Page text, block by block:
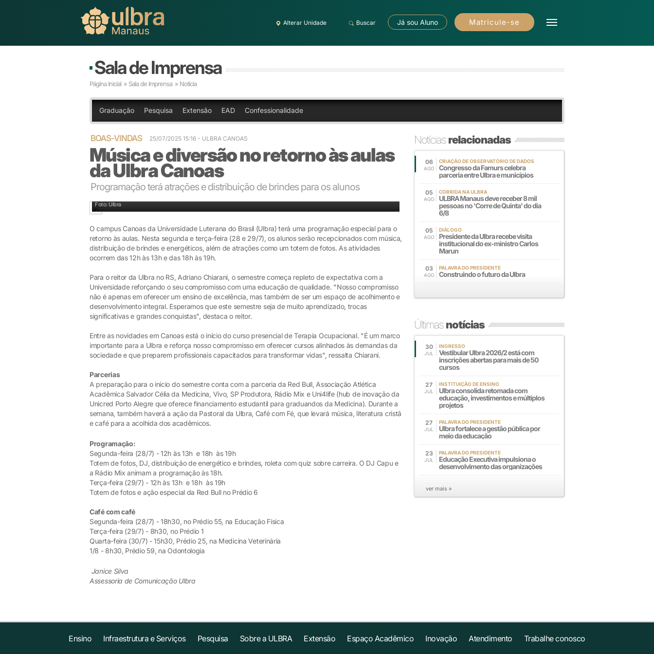
Alterar Unidade Buscar Já sou Aluno Matricule-se
Sala de Imprensa
Página Inicial » Sala de Imprensa » Notícia
Graduação Pesquisa Extensão EAD Confessionalidade
BOAS-VINDAS 25/07/2025 15:16 - ULBRA CANOAS
Música e diversão no retorno às aulas
da Ulbra Canoas
Programação terá atrações e distribuição de brindes para os alunos
Foto: Ulbra
O campus Canoas da Universidade Luterana do Brasil (Ulbra) terá uma programação especial para o
retorno às aulas. Nesta segunda e terça-feira (28 e 29/7), os alunos serão recepcionados com música,
distribuição de brindes e energéticos, além de atrações como um totem de fotos. As atividades
ocorrem das 12h às 13h e das 18h às 19h.
Para o reitor da Ulbra no RS, Adriano Chiarani, o semestre começa repleto de expectativa com a
Universidade reforçando o seu compromisso com uma educação de qualidade. "Nosso compromisso
não é apenas em oferecer um ensino de excelência, mas também de ser um espaço de acolhimento e
desenvolvimento integral. Esperamos que este semestre seja de muito aprendizado, trocas
significativas e grandes conquistas", destaca o reitor.
Entre as novidades em Canoas está o início do curso presencial de Terapia Ocupacional. "É um marco
importante para a Ulbra e reforça nosso compromisso em oferecer cursos alinhados às demandas da
sociedade e que preparem profissionais capacitados para transformar vidas", ressalta Chiarani.
Parcerias
A preparação para o início do semestre conta com a parceria da Red Bull, Associação Atlética
Acadêmica Salvador Célia da Medicina, Vivo, SP Produtora, Rádio Mix e Uni4life (hub de inovação da
Unicred Porto Alegre que oferece financiamento estudantil para graduandos da Medicina). Durante a
semana, também haverá a ação da Pastoral da Ulbra, Café com Fé, que levará música, literatura cristã
e café para a acolhida dos acadêmicos.
Programação:
Segunda-feira (28/7) - 12h às 13h e 18h às 19h
Totem de fotos, DJ, distribuição de energético e brindes, roleta com quiz sobre carreira. O DJ Capu e
a Rádio Mix animam a programação às 18h.
Terça-feira (29/7) - 12h às 13h e 18h às 19h
Totem de fotos e ação especial da Red Bull no Prédio 6
Café com café
Segunda-feira (28/7) - 18h30, no Prédio 55, na Educação Física
Terça-feira (29/7) - 8h30, no Prédio 1
Quarta-feira (30/7) - 15h30, Prédio 25, na Medicina Veterinária
1/8 - 8h30, Prédio 59, na Odontologia
Janice Silva
Assessoria de Comunicação Ulbra
Notíciasrelacionadas
06
AGO
CRIAÇÃO DE OBSERVATÓRIO DE DADOS
Congresso da Famurs celebra
parceria entre Ulbra e municípios
05
AGO
CORRIDA NA ULBRA
ULBRA Manaus deve receber 8 mil
pessoas no 'Corre de Quinta' do dia
6/8
05
AGO
DIÁLOGO
Presidente da Ulbra recebe visita
institucional do ex-ministro Carlos
Marun
03
AGO
PALAVRA DO PRESIDENTE
Construindo o futuro da Ulbra
Últimasnotícias
30
JUL
INGRESSO
Vestibular Ulbra 2026/2 está com
inscrições abertas para mais de 50
cursos
27
JUL
INSTITUIÇÃO DE ENSINO
Ulbra consolida retomada com
educação, investimentos e múltiplos
projetos
27
JUL
PALAVRA DO PRESIDENTE
Ulbra fortalece a gestão pública por
meio da educação
23
JUL
PALAVRA DO PRESIDENTE
Educação Executiva impulsiona o
desenvolvimento das organizações
ver mais »
Ensino Infraestrutura e Serviços Pesquisa Sobre a ULBRA Extensão Espaço Acadêmico Inovação Atendimento Trabalhe conosco